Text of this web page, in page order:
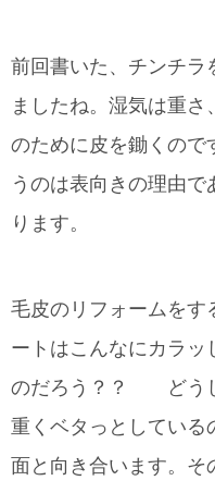
前回書いた、チンチラ
ましたね。湿気は重
のために皮を鋤くので
うのは表向きの理由
ります。
毛皮のリフォームをす
ートはこんなにカラッ
のだろう？？ どうし
重くベタっとしている
面と向き合います。そ